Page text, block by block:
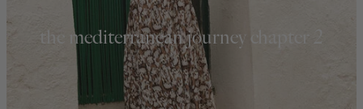
the mediterranean journey chapter 2